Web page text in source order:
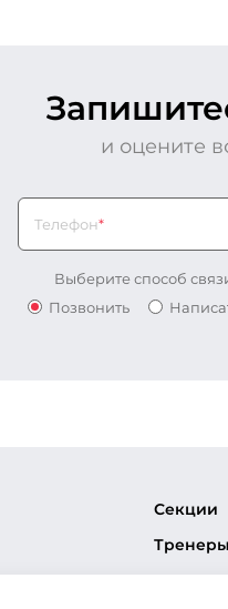
и оцените
Телефон*
Выберите способ
Позвонить
Секции
Тренеры